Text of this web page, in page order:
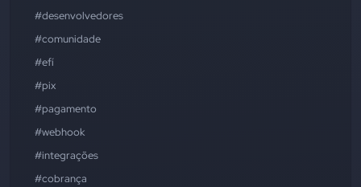
#desenvolvedores
#comunidade
#efí
#pix
#pagamento
#webhook
#integrações
#cobrança